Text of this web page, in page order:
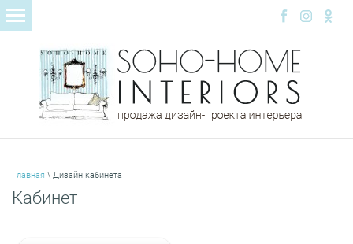
Главная \ Дизайн кабинета
Кабинет